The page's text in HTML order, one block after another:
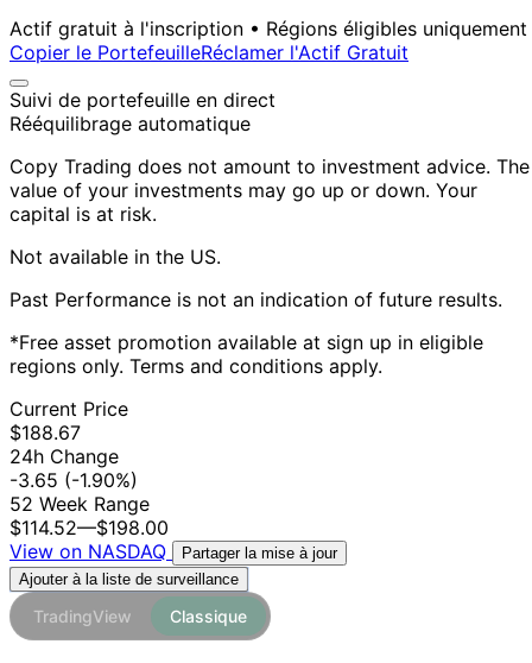
Actif gratuit à l'inscription • Régions éligibles uniquement
Copier le PortefeuilleRéclamer l'Actif Gratuit
Suivi de portefeuille en direct
Rééquilibrage automatique
Copy Trading does not amount to investment advice. The
value of your investments may go up or down. Your
capital is at risk.
Not available in the US.
Past Performance is not an indication of future results.
*Free asset promotion available at sign up in eligible
regions only. Terms and conditions apply.
Current Price
$188.67
24h Change
-3.65 (-1.90%)
52 Week Range
$114.52—$198.00
View on NASDAQ
Partager la mise à jour
Ajouter à la liste de surveillance
TradingView Classique